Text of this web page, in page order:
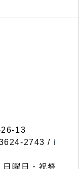
13
2743 / i
曜日・祝祭